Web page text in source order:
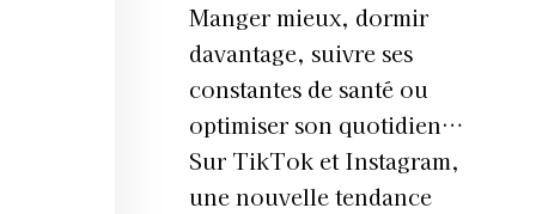
Manger mieux, dormir
davantage, suivre ses
constantes de santé ou
optimiser son quotidien…
Sur TikTok et Instagram,
une nouvelle tendance